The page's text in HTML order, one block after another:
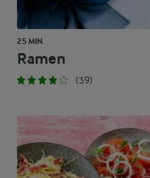
25 MIN.
Ramen
(39)